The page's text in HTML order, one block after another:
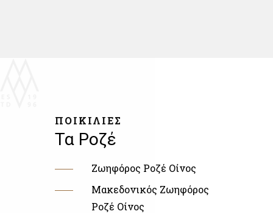
ΠΟΙΚΙΛΙΕΣ
Τα Ροζέ
Ζωηφόρος Ροζέ Οίνος
Μακεδονικός Ζωηφόρος
Ροζέ Οίνος